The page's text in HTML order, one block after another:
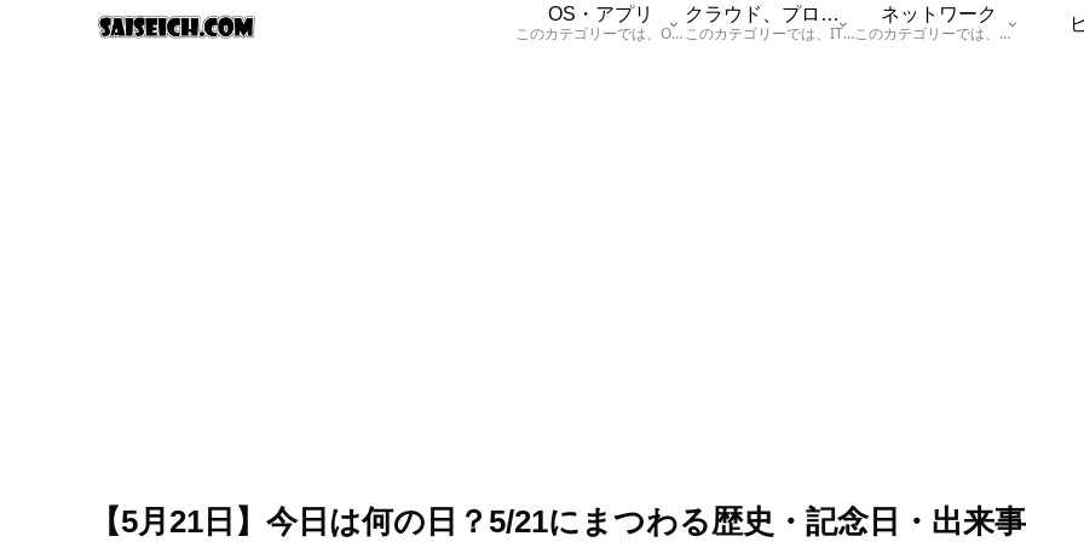
OS・アプリ
このカテゴリーでは、OSに関する情報を記載しています。
クラウド、プログラム
このカテゴリーでは、ITに関する基本的な情報として「ハードウェア、「サーバー」、「データベース、「ネットワーク」、「セキュリティ」、「プログラム」に関する情報を記載しています。
ネットワーク
このカテゴリーでは、「ネットワーク」に関する情報を記載しています。
【5月21日】今日は何の日？5/21にまつわる歴史・記念日・出来事